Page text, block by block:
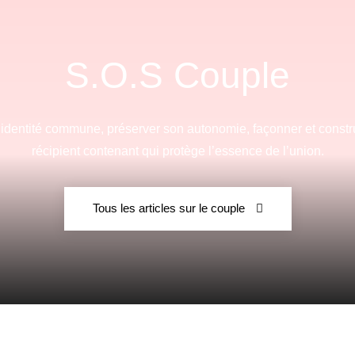
Fraternelle
S.O.S Couple
commune, préserver son autonomie, façonner et
récipient contenant qui protège l’essence de l’union.
Tous les articles sur le couple